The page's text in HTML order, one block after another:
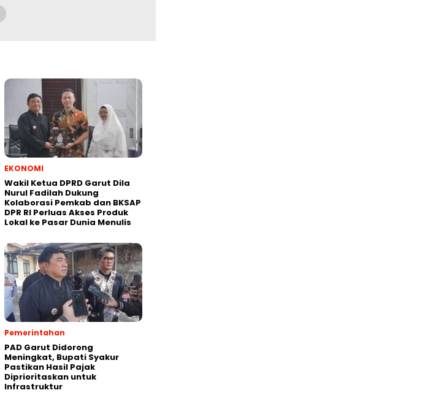
EKONOMI
Wakil Ketua DPRD Garut Dila
Nurul Fadilah Dukung
Kolaborasi Pemkab dan BKSAP
DPR RI Perluas Akses Produk
Lokal ke Pasar Dunia Menulis
Pemerintahan
PAD Garut Didorong
Meningkat, Bupati Syakur
Pastikan Hasil Pajak
Diprioritaskan untuk
Infrastruktur